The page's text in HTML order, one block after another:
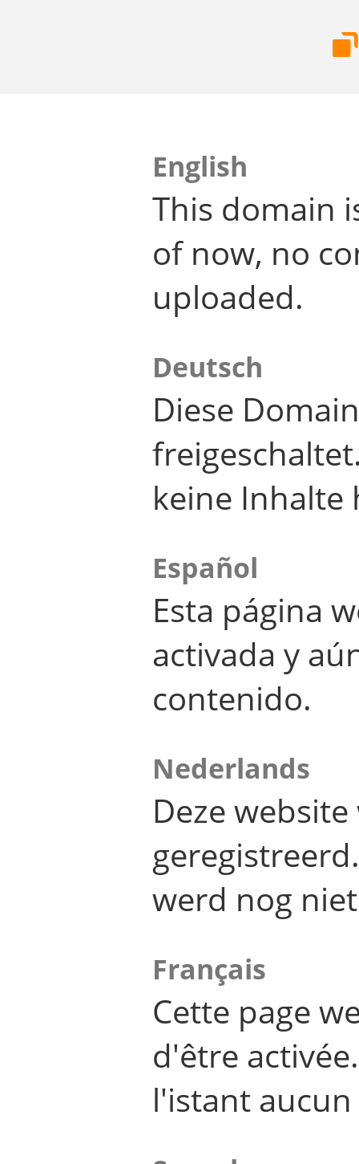
English
This domain
of now, no
uploaded.
Deutsch
Diese
keine Inhalte
Español
Esta página
activada y
contenido.
Nederlands
Deze
werd nog
Français
Cette page
d'être
l'istant